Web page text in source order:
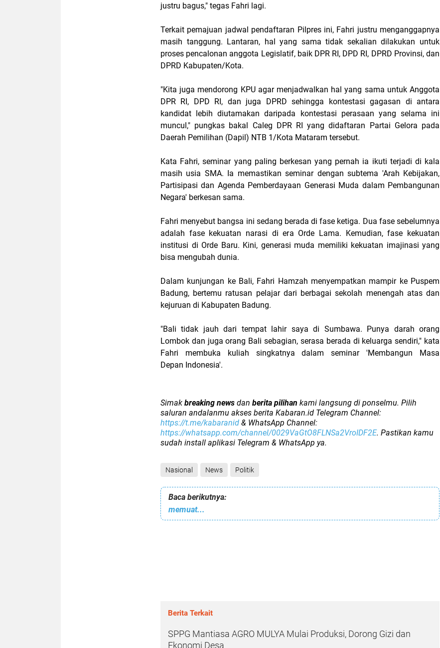
justru bagus," tegas Fahri lagi.
Terkait pemajuan jadwal pendaftaran Pilpres ini, Fahri justru menganggapnya
masih tanggung. Lantaran, hal yang sama tidak sekalian dilakukan untuk
proses pencalonan anggota Legislatif, baik DPR RI, DPD RI, DPRD Provinsi, dan
DPRD Kabupaten/Kota.
"Kita juga mendorong KPU agar menjadwalkan hal yang sama untuk Anggota
DPR RI, DPD RI, dan juga DPRD sehingga kontestasi gagasan di antara
kandidat lebih diutamakan daripada kontestasi perasaan yang selama ini
muncul," pungkas bakal Caleg DPR RI yang didaftaran Partai Gelora pada
Daerah Pemilihan (Dapil) NTB 1/Kota Mataram tersebut.
Kata Fahri, seminar yang paling berkesan yang pernah ia ikuti terjadi di kala
masih usia SMA. Ia memastikan seminar dengan subtema 'Arah Kebijakan,
Partisipasi dan Agenda Pemberdayaan Generasi Muda dalam Pembangunan
Negara' berkesan sama.
Fahri menyebut bangsa ini sedang berada di fase ketiga. Dua fase sebelumnya
adalah fase kekuatan narasi di era Orde Lama. Kemudian, fase kekuatan
institusi di Orde Baru. Kini, generasi muda memiliki kekuatan imajinasi yang
bisa mengubah dunia.
Dalam kunjungan ke Bali, Fahri Hamzah menyempatkan mampir ke Puspem
Badung, bertemu ratusan pelajar dari berbagai sekolah menengah atas dan
kejuruan di Kabupaten Badung.
"Bali tidak jauh dari tempat lahir saya di Sumbawa. Punya darah orang
Lombok dan juga orang Bali sebagian, serasa berada di keluarga sendiri," kata
Fahri membuka kuliah singkatnya dalam seminar 'Membangun Masa
Depan Indonesia'.
Simak breaking news dan berita pilihan kami langsung di ponselmu. Pilih
saluran andalanmu akses berita Kabaran.id Telegram Channel:
https://t.me/kabaranid & WhatsApp Channel:
https://whatsapp.com/channel/0029VaGtO8FLNSa2VroIDF2E. Pastikan kamu
sudah install aplikasi Telegram & WhatsApp ya.
Nasional News Politik
Baca berikutnya:
memuat...
Berita Terkait
SPPG Mantiasa AGRO MULYA Mulai Produksi, Dorong Gizi dan
Ekonomi Desa